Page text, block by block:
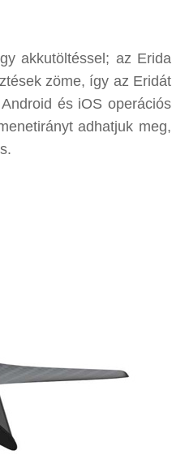
akkutöltéssel; az Erida
zöme, így az Eridát
és iOS operációs
adhatjuk meg,